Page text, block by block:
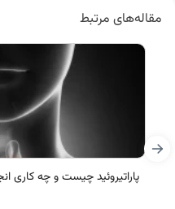
مقاله‌های مرتبط
پاراتیروئید چیست و چه کاری